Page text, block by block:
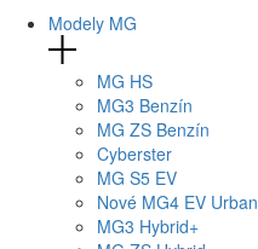
Modely MG
MG HS
MG3 Benzín
MG ZS Benzín
Cyberster
MG S5 EV
Nové MG4 EV Urban
MG3 Hybrid+